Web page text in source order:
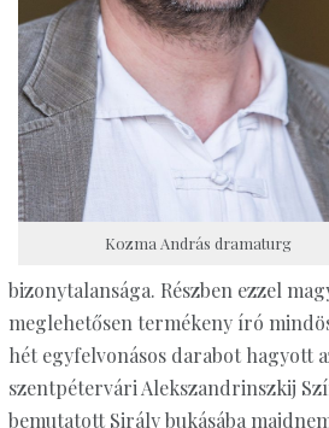
Kozma András dramaturg
bizonytalansága. Részben ezzel
meglehetősen termékeny író
hét egyfelvonásos darabot hagyott
szentpétervári Alekszandrinszkij
bemutatott Sirály bukásába